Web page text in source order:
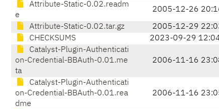
Attribute-Static-0.02.readm
e
2005-12-26
Attribute-Static-0.02.tar.gz 2005-12-29
CHECKSUMS
2023-09-29 12:04
Catalyst-Plugin-Authenticati
on-Credential-BBAuth-0.01.me
ta
2006-11-16
Catalyst-Plugin-Authenticati
on-Credential-BBAuth-0.01.rea
dme
2006-11-16